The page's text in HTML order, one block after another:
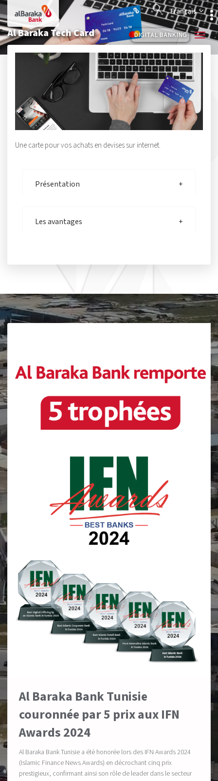
Aller
au
contenu
principal
Français
Search
DIGITAL BANKING
Al Baraka Tech Card
Une carte pour vos achats en devises sur internet.
Présentation
Les avantages
Al Baraka Bank Tunisie
couronnée par 5 prix aux IFN
Awards 2024
Al Baraka Bank Tunisie a été honorée lors des IFN Awards 2024
(Islamic Finance News Awards) en décrochant cinq prix
prestigieux, confirmant ainsi son rôle de leader dans le secteur